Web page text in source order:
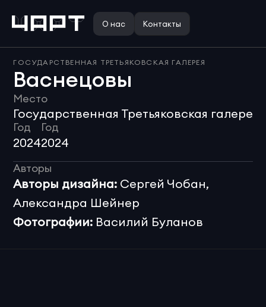
О нас Контакты
ГОСУДАРСТВЕННАЯ ТРЕТЬЯКОВСКАЯ ГАЛЕРЕЯ
Васнецовы
Место
Государственная Третьяковская галерея
Год
2024
Год
2024
Авторы
Авторы дизайна: Сергей Чобан,
Александра Шейнер
Фотографии: Василий Буланов